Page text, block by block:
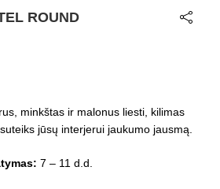
ROUND
minkštas ir malonus liesti, kilimas
jūsų interjerui jaukumo jausmą.
7 – 11 d.d.